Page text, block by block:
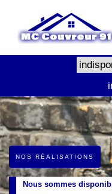
NOS RÉALISATIONS
Nous sommes